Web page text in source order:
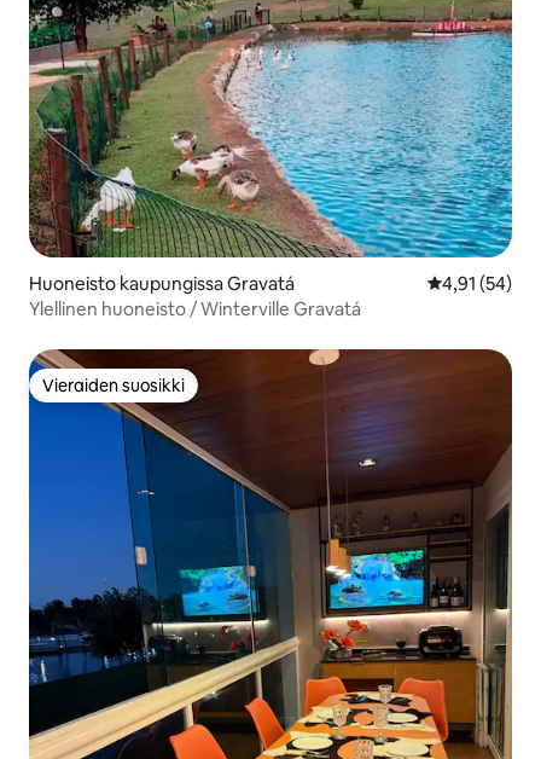
Huoneisto kaupungissa Gravatá
4,91 (54)
Ylellinen huoneisto / Winterville Gravatá
Vieraiden suosikki
Vieraiden suosikki